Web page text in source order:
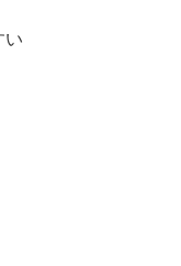
い